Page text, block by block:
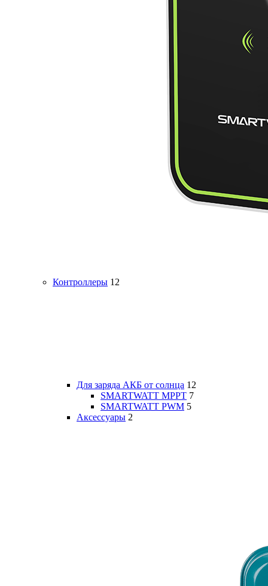
Контроллеры 12
Для заряда АКБ от солнца 12
SMARTWATT MPPT 7
SMARTWATT PWM 5
Аксессуары 2